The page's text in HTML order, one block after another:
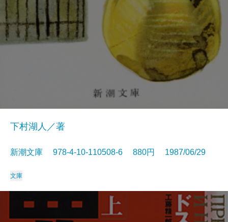
下村湖人／著
新潮文庫 978-4-10-110508-6 880円 1987/06/29
文庫